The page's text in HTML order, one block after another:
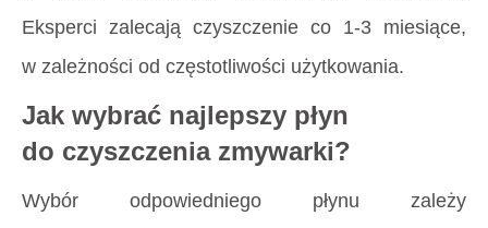
Eksperci zalecają czyszczenie co 1-3 miesiące,
w zależności od częstotliwości użytkowania.
Jak wybrać najlepszy płyn
do czyszczenia zmywarki?
Wybór odpowiedniego płynu zależy